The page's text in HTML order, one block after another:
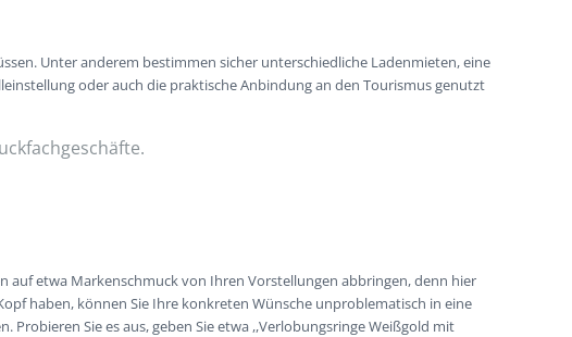
Unter anderem bestimmen sicher unterschiedliche Ladenmieten, eine
oder auch die praktische Anbindung an den Tourismus genutzt
auf etwa Markenschmuck von Ihren Vorstellungen abbringen, denn hier
haben, können Sie Ihre konkreten Wünsche unproblematisch in eine
Probieren Sie es aus, geben Sie etwa ,,Verlobungsringe Weißgold mit